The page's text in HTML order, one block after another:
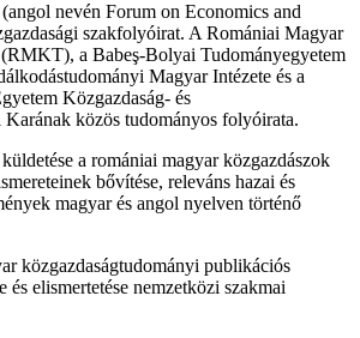
nevén Forum on Economics and
szakfolyóirat. A Romániai Magyar
(RMKT), a Babeş-Bolyai Tudományegyetem
Magyar Intézete és a
Közgazdaság- és
közös tudományos folyóirata.
a romániai magyar közgazdászok
bővítése, releváns hazai és
magyar és angol nyelven történő
közgazdaságtudományi publikációs
és elismertetése nemzetközi szakmai